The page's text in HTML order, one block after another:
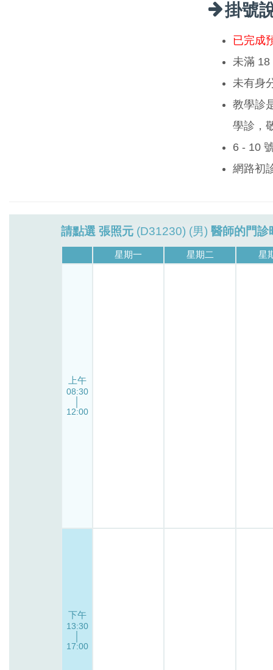
掛號
已完成
未滿 18
未有身
教學診
學診，
6 - 10
網路初